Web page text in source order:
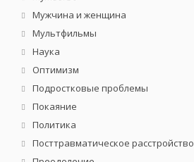
Мужчина и женщина
Мультфильмы
Наука
Оптимизм
Подростковые проблемы
Покаяние
Политика
Посттравматическое расстройство